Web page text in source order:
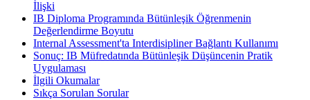
İlişki
IB Diploma Programında Bütünleşik Öğrenmenin
Değerlendirme Boyutu
Internal Assessment'ta Interdisipliner Bağlantı Kullanımı
Sonuç: IB Müfredatında Bütünleşik Düşüncenin Pratik
Uygulaması
İlgili Okumalar
Sıkça Sorulan Sorular